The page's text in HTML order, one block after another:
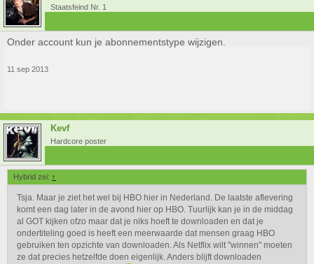
Staatsfeind Nr. 1
Onder account kun je abonnementstype wijzigen.
11 sep 2013
Kevf
Hardcore poster
Hybrid zei: ↑
Tsja. Maar je ziet het wel bij HBO hier in Nederland. De laatste aflevering
komt een dag later in de avond hier op HBO. Tuurlijk kan je in de middag
al GOT kijken ofzo maar dat je niks hoeft te downloaden en dat je
ondertiteling goed is heeft een meerwaarde dat mensen graag HBO
gebruiken ten opzichte van downloaden. Als Netflix wilt "winnen" moeten
ze dat precies hetzelfde doen eigenlijk. Anders blijft downloaden